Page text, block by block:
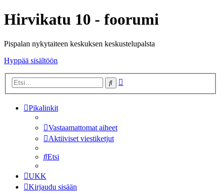
Hirvikatu 10 - foorumi
Pispalan nykytaiteen keskuksen keskustelupalsta
Hyppää sisältöön
Etsi
Pikalinkit
Vastaamattomat aiheet
Aktiiviset viestiketjut
Etsi
UKK
Kirjaudu sisään